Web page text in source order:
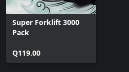
Super Forklift 3000
Pack
Q119.00